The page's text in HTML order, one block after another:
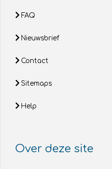
FAQ
Nieuwsbrief
Contact
Sitemaps
Help
Over deze site